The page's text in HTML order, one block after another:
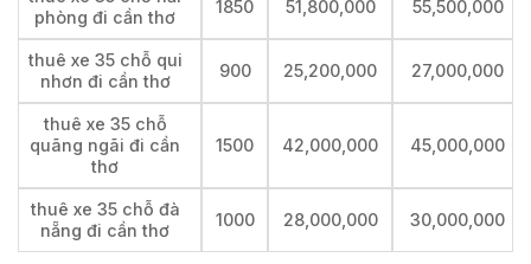
phòng đi cần thơ
1850 51,800,000 55,500,000
thuê xe 35 chỗ qui
nhơn đi cần thơ
900 25,200,000 27,000,000
thuê xe 35 chỗ
quãng ngãi đi cần
thơ
1500 42,000,000 45,000,000
thuê xe 35 chỗ đà
nẵng đi cần thơ
1000 28,000,000 30,000,000